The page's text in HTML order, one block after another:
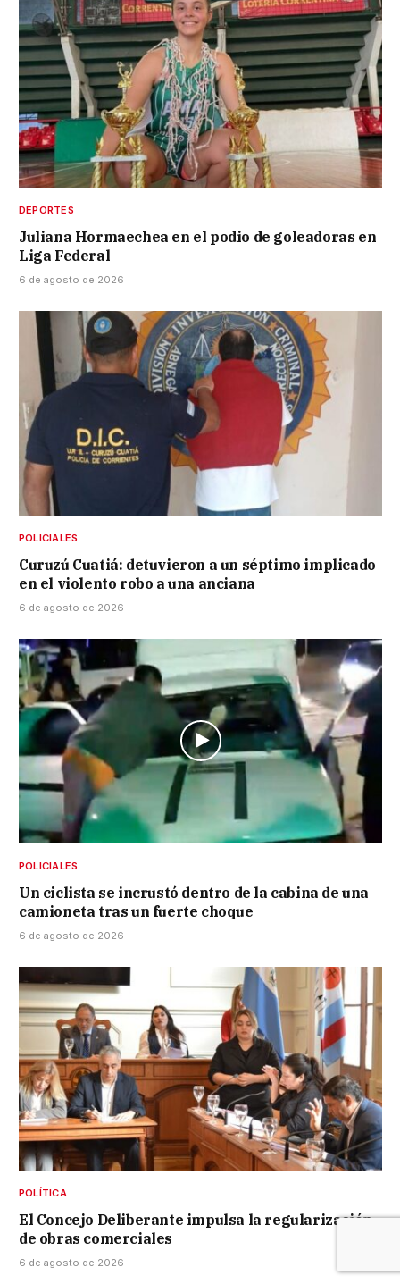
DEPORTES
Juliana Hormaechea en el podio de goleadoras en
Liga Federal
6 de agosto de 2026
POLICIALES
Curuzú Cuatiá: detuvieron a un séptimo implicado
en el violento robo a una anciana
6 de agosto de 2026
POLICIALES
Un ciclista se incrustó dentro de la cabina de una
camioneta tras un fuerte choque
6 de agosto de 2026
POLÍTICA
El Concejo Deliberante impulsa la regularización
de obras comerciales
6 de agosto de 2026